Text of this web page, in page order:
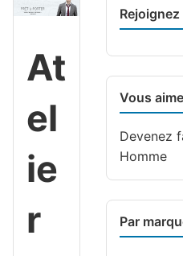
At
el
ie
r
Vous
Devenez
Homme
Par